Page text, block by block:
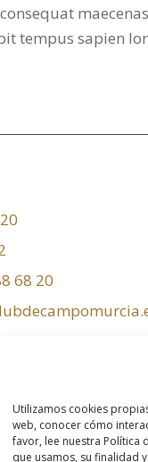
Utilizamos cookies
web, conocer cómo
favor, lee nuestra Política
que usamos, su finalidad
tempus sapien
68 20